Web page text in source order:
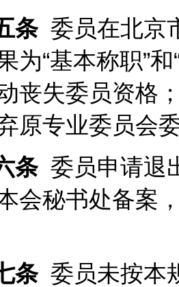
条 委员在北京
为“基本称职”
丧失委员资格
原专业委员会
条 委员申请退
会秘书处备案
条 委员未按本